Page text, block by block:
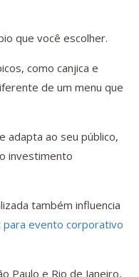
que você escolher.
como canjica e
de um menu que
adapta ao seu público,
investimento
também influencia
evento corporativo
Paulo e Rio de Janeiro,